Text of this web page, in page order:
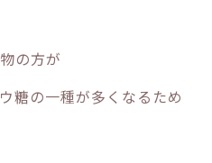
の方が
糖の一種が多くなるため